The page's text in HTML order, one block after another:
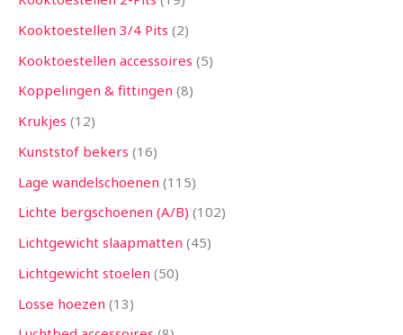
Kooktoestellen 3/4 Pits 2
Kooktoestellen accessoires 5
Koppelingen & fittingen 8
Krukjes 12
Kunststof bekers 16
Lage wandelschoenen 115
Lichte bergschoenen (A/B) 102
Lichtgewicht slaapmatten 45
Lichtgewicht stoelen 50
Losse hoezen 13